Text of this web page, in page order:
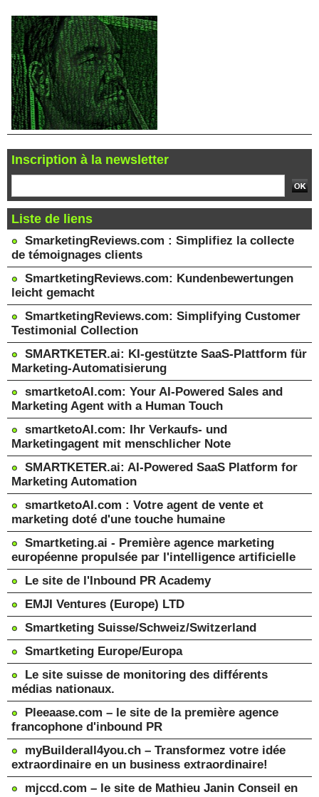
Inscription à la newsletter
Liste de liens
SmarketingReviews.com : Simplifiez la collecte
de témoignages clients
SmartketingReviews.com: Kundenbewertungen
leicht gemacht
SmartketingReviews.com: Simplifying Customer
Testimonial Collection
SMARTKETER.ai: KI-gestützte SaaS-Plattform für
Marketing-Automatisierung
smartketoAI.com: Your AI-Powered Sales and
Marketing Agent with a Human Touch
smartketoAI.com: Ihr Verkaufs- und
Marketingagent mit menschlicher Note
SMARTKETER.ai: AI-Powered SaaS Platform for
Marketing Automation
smartketoAI.com : Votre agent de vente et
marketing doté d'une touche humaine
Smartketing.ai - Première agence marketing
européenne propulsée par l'intelligence artificielle
Le site de l'Inbound PR Academy
EMJI Ventures (Europe) LTD
Smartketing Suisse/Schweiz/Switzerland
Smartketing Europe/Europa
Le site suisse de monitoring des différents
médias nationaux.
Pleeaase.com – le site de la première agence
francophone d'inbound PR
myBuilderall4you.ch – Transformez votre idée
extraordinaire en un business extraordinaire!
mjccd.com – le site de Mathieu Janin Conseil en